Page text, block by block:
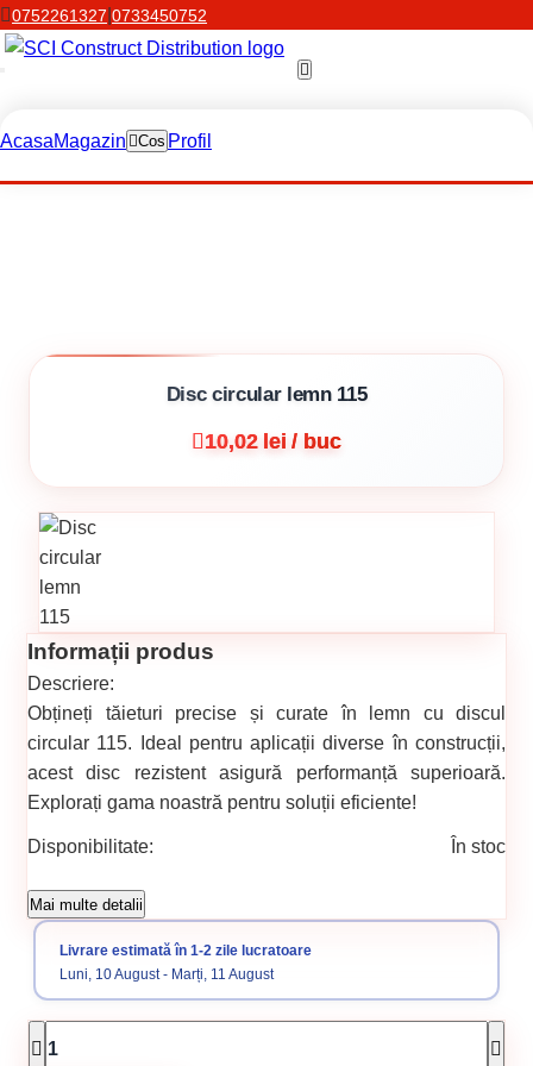
0752261327 0733450752
AcasaMagazin Cos Profil
Disc circular lemn 115
10,02 lei / buc
Informații produs
Descriere:
Obțineți tăieturi precise și curate în lemn cu discul
circular 115. Ideal pentru aplicații diverse în construcții,
acest disc rezistent asigură performanță superioară.
Explorați gama noastră pentru soluții eficiente!
Disponibilitate: În stoc
Cod produs:
Categorii:
Accesorii pentru tăiere, degroșare și periere
Mai multe detalii
Livrare estimată în 1-2 zile lucratoare
Luni, 10 August - Marți, 11 August